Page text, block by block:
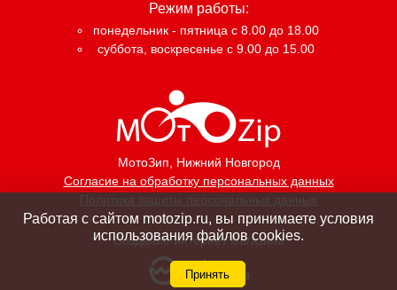
МотоЗип, Нижний Новгород
Согласие на обработку персональных данных
Политика защиты персональных данных
Режим работы:
понедельник - пятница с 8.00 до 18.00
суббота, воскресенье с 9.00 до 15.00
Создание интернет магазина
Работая с сайтом motozip.ru, вы принимаете условия
использования файлов cookies.
Принять